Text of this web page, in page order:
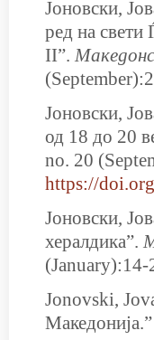
Јоновски,
ред на свети
II”.
Јоновски,
од 18 до 20
no. 20
https://
Јоновски,
хералдика”.
(January):14-
Jonovski,